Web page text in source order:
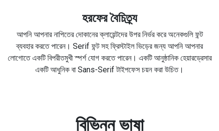
হরফের বৈচিত্র্য
আপনি আপনার নাপিতের দোকানের ক্লায়েন্টদের উপর নির্ভর করে অনেকগুলি ফন্ট
ব্যবহার করতে পারেন। Serif ফন্ট সহ ফ্রিস্টাইল ভিড়ের জন্য আপনি আপনার
লোগোতে একটি বিপরীতমুখী স্পর্শ যোগ করতে পারেন। একটি আনুষ্ঠানিক হেয়ারড্রেসার
একটি আধুনিক বা Sans-Serif টাইপফেস চয়ন করা উচিত।
বিভিন্ন ভাষা